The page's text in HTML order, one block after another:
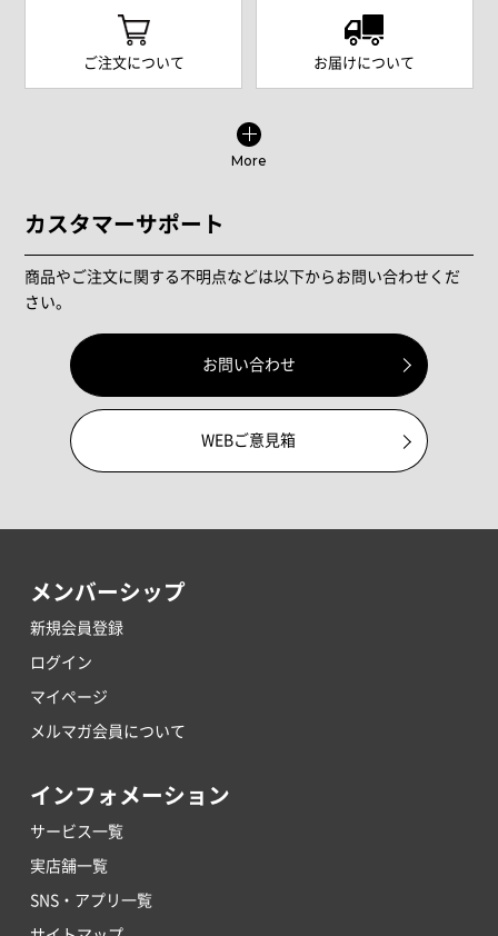
ご注文について お届けについて
More
カスタマーサポート
商品やご注文に関する不明点などは以下からお問い合わせくだ
さい。
お問い合わせ
WEBご意見箱
メンバーシップ
新規会員登録
ログイン
マイページ
メルマガ会員について
インフォメーション
サービス一覧
実店舗一覧
SNS・アプリ一覧